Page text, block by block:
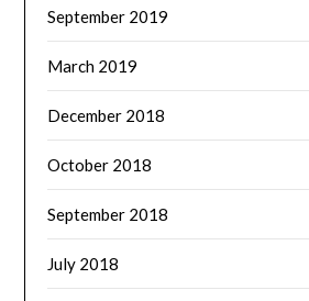
September 2019
March 2019
December 2018
October 2018
September 2018
July 2018